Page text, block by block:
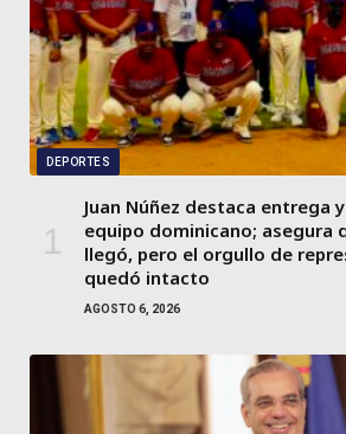
DEPORTES
Juan Núñez destaca entrega
equipo dominicano; asegura
llegó, pero el orgullo de
quedó intacto
AGOSTO 6, 2026